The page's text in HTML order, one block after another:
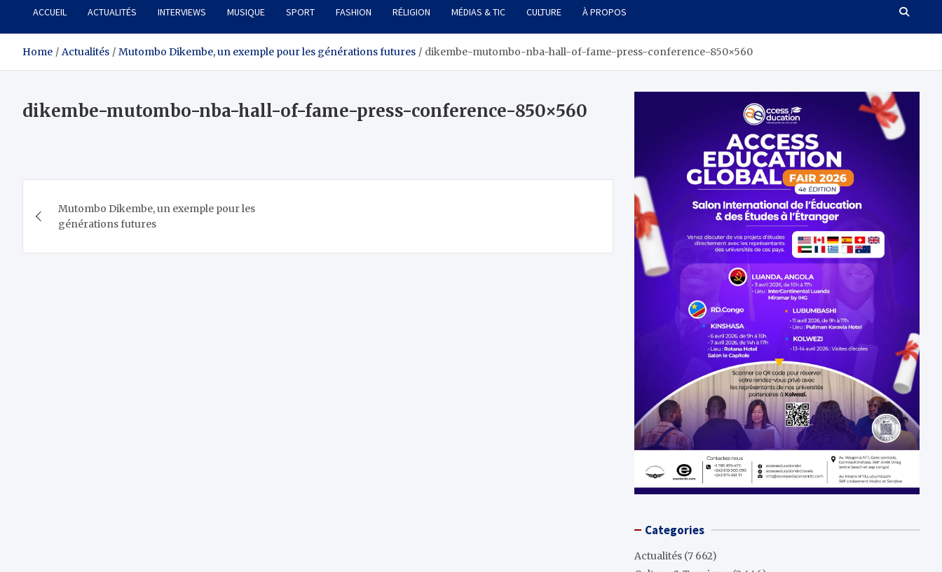
ACCUEIL ACTUALITÉS INTERVIEWS MUSIQUE SPORT FASHION RÉLIGION MÉDIAS & TIC CULTURE À PROPOS
Home Actualités Mutombo Dikembe, un exemple pour les générations futures dikembe-mutombo-nba-hall-of-fame-press-conference-850×560
dikembe-mutombo-nba-hall-of-fame-press-conference-850×560
de
l’article
Mutombo Dikembe, un exemple pour les
générations futures
Categories
Actualités (7 662)